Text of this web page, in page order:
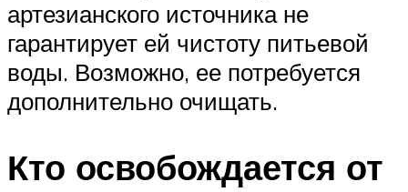
артезианского источника не
гарантирует ей чистоту питьевой
воды. Возможно, ее потребуется
дополнительно очищать.
Кто освобождается от